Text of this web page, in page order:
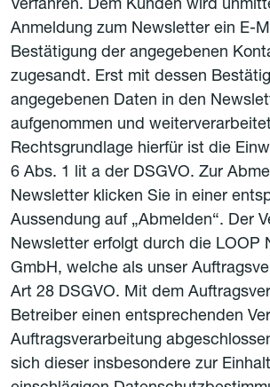
Verfahren. Dem Kunden wird
Anmeldung zum Newsletter ein E-
Bestätigung der angegebenen
zugesandt. Erst mit dessen
angegebenen Daten in den
aufgenommen und
Rechtsgrundlage hierfür ist die
6 Abs. 1 lit a der DSGVO. Zur
Newsletter klicken Sie in einer
Aussendung auf „Abmelden“. Der
Newsletter erfolgt durch die LOOP
GmbH, welche als unser
Art 28 DSGVO. Mit dem
Betreiber einen entsprechenden
Auftragsverarbeitung
sich dieser insbesondere zur